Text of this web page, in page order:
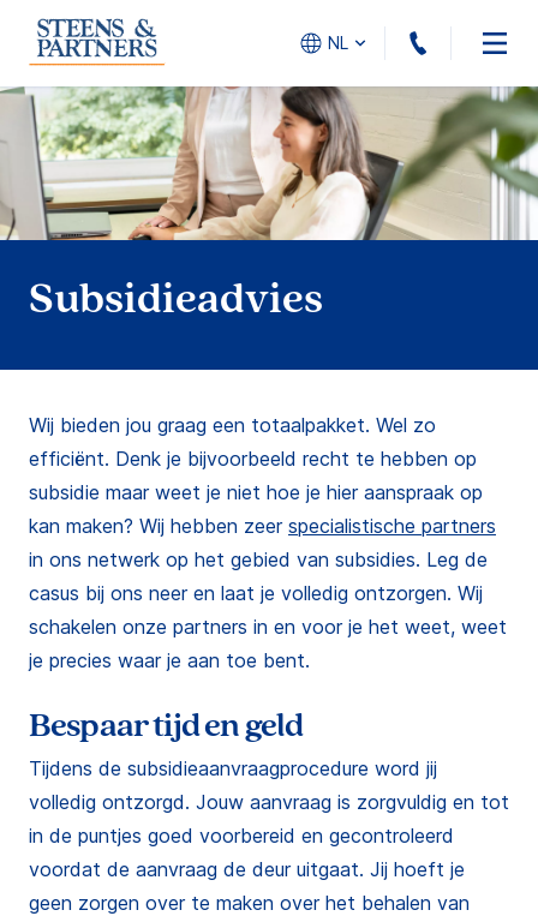
NL 010 -
Subsidieadvies
Wij bieden jou graag een totaalpakket. Wel zo
efficiënt. Denk je bijvoorbeeld recht te hebben op
subsidie maar weet je niet hoe je hier aanspraak op
kan maken? Wij hebben zeer specialistische partners
in ons netwerk op het gebied van subsidies. Leg de
casus bij ons neer en laat je volledig ontzorgen. Wij
schakelen onze partners in en voor je het weet, weet
je precies waar je aan toe bent.
Bespaar tijd en geld
Tijdens de subsidieaanvraagprocedure word jij
volledig ontzorgd. Jouw aanvraag is zorgvuldig en tot
in de puntjes goed voorbereid en gecontroleerd
voordat de aanvraag de deur uitgaat. Jij hoeft je
geen zorgen over te maken over het behalen van